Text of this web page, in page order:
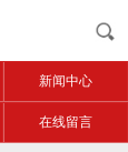
新闻中心
在线留言